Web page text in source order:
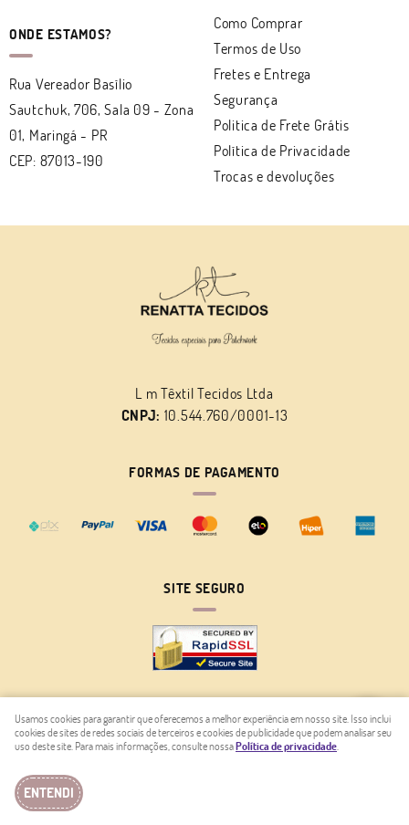
ONDE ESTAMOS?
Rua Vereador Basílio
Sautchuk, 706, Sala 09 - Zona
01, Maringá - PR
CEP: 87013-190
Como Comprar
Termos de Uso
Fretes e Entrega
Segurança
Politica de Frete Grátis
Política de Privacidade
Trocas e devoluções
L m Têxtil Tecidos Ltda
CNPJ: 10.544.760/0001-13
FORMAS DE PAGAMENTO
SITE SEGURO
LOJA VIRTUAL CRIADA POR
Usamos cookies para garantir que oferecemos a melhor experiência em nosso site. Isso inclui
cookies de sites de redes sociais de terceiros e cookies de publicidade que podem analisar seu
uso deste site. Para mais informações, consulte nossaPolítica de privacidade.
ENTENDI